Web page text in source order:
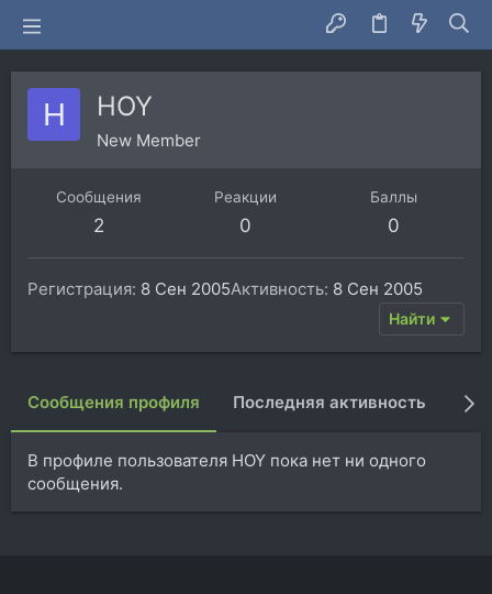
H HOY
New Member
Сообщения
2
Реакции
0
Баллы
0
Регистрация 8 Сен 2005Активность 8 Сен 2005
Найти
Сообщения профиля Последняя активность
В профиле пользователя HOY пока нет ни одного
сообщения.